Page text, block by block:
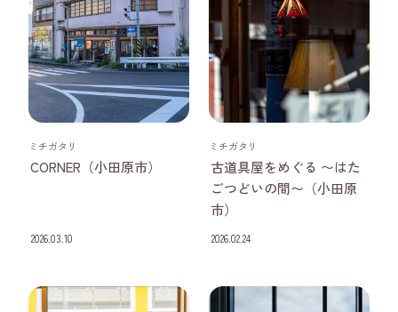
2026.03.10
ミチガタリ
CORNER（小田原市）
2026.02.24
ミチガタリ
古道具屋をめぐる 〜はた
ごつどいの間〜（小田原
市）